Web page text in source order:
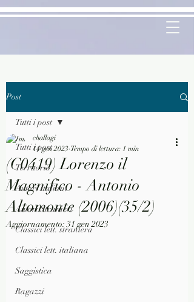
Post
Tutti i post
Territorio
Autori Italiani
Autori Stranieri
Classici lett. straniera
Classici lett. italiana
Saggistica
Ragazzi
Tutti i post
(C0419) Lorenzo il
Magnifico - Antonio
Altomonte (2006)(35/2)
challagi
14 gen 2023 Tempo di lettura: 1 min
Aggiornamento:31 gen 2023